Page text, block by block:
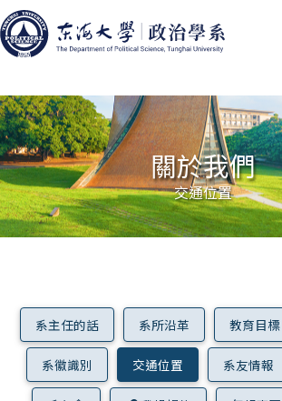
關於我們
交通位置
系主任的話 系所沿革 教育目標
系徽識別 交通位置 系友情報